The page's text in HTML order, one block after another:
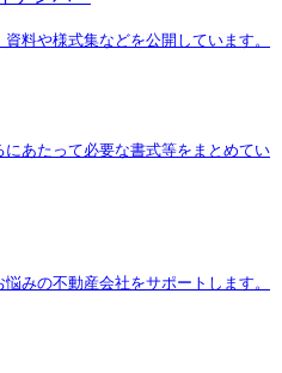
料や様式集などを公開しています。
あたって必要な書式等をまとめてい
みの不動産会社をサポートします。